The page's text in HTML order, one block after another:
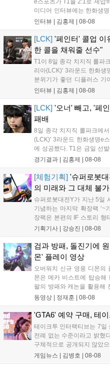
미디어 인터뷰에는 한화생
다. 먼저 승리 소감에 대해
인터뷰 | 김홍제 | 08-08
[LCK] '페인터' 콜업 이
한 콜을 채워줄 선수"
T1이 8일 종각 치지직 롤파
리아(LCK)' 3라운드 한화생
분위기가 좋던 디플러스 기
을 빼고 신예 '페인터' 김은
즈' 김수환의 인터뷰 내...
인터뷰 | 김홍제 | 08-08
[LCK] '오너' 빼고, '페
패배
8일 종각 치지직 롤파크에
(LCK)' 3라운드 한화생명e
에 성공했다. T1은 금일 선
'페인터' 김은후를 투입했지
을 빼냈다....
경기결과 | 김홍제 | 08-08
[체험기획] '슈퍼로봇
의 미래와 그 대체 불
슈퍼로봇대전Y가 지난 5일
기념하는 마지막 확장팩 ‘~
장팩은 본편의 IF 스토리 형
규 참전작과 크로스오버 합
하는 몰입감 있는 서사와 조
새로운 가능성을 제시했다....
기획기사 | 강승진 | 08-08
검과 방패, 돌진기에
몬' 플레이 영상
오버워치 신규 영웅 디몬의
몬은 메카 비스트에 탑승해
팔의 방패와 캐논을 활용해
참격 형태의 궁극기를 보유
산의 영웅들 업데이트를 통
동영상 | 정재훈 | 08-08
'GTA6' 예약 구매, 테
테이크투 인터랙티브는 7일
전례 없는 수준이라고 밝혔
구체적으로 공개되지 않았
11월 19일 PS5와 Xbox 시
게임뉴스 | 김병호 | 08-08